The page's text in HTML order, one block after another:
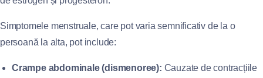
Simptomele menstruale, care pot varia semnificativ de la o
persoană la alta, pot include:
Crampe abdominale (dismenoree): Cauzate de contracțiile